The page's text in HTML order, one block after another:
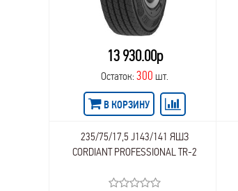
13 930.00р
Остаток:300 шт.
В КОРЗИНУ
235/75/17,5 J143/141 ЯШЗ
CORDIANT PROFESSIONAL TR-2